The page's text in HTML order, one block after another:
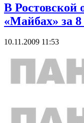
В Ростовской
«Майбах» за
10.11.2009 11:53